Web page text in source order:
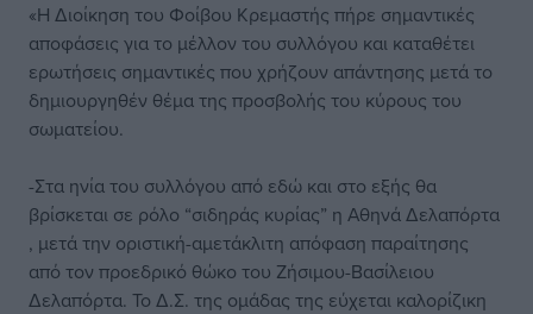
«Η Διοίκηση του Φοίβου Κρεμαστής πήρε σημαντικές
αποφάσεις για το μέλλον του συλλόγου και καταθέτει
ερωτήσεις σημαντικές που χρήζουν απάντησης μετά το
δημιουργηθέν θέμα της προσβολής του κύρους του
σωματείου.
-Στα ηνία του συλλόγου από εδώ και στο εξής θα
βρίσκεται σε ρόλο “σιδηράς κυρίας” η Αθηνά Δελαπόρτα
, μετά την οριστική-αμετάκλιτη απόφαση παραίτησης
από τον προεδρικό θώκο του Ζήσιμου-Βασίλειου
Δελαπόρτα. Το Δ.Σ. της ομάδας της εύχεται καλορίζικη